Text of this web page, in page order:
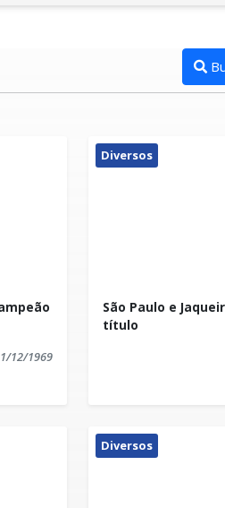
12/1969
Diversos
São Paulo e
título
Diversos